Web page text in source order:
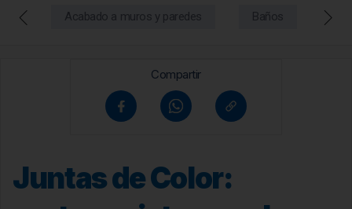
Acabado a muros y paredes Baños
Compartir
Juntas de Color: